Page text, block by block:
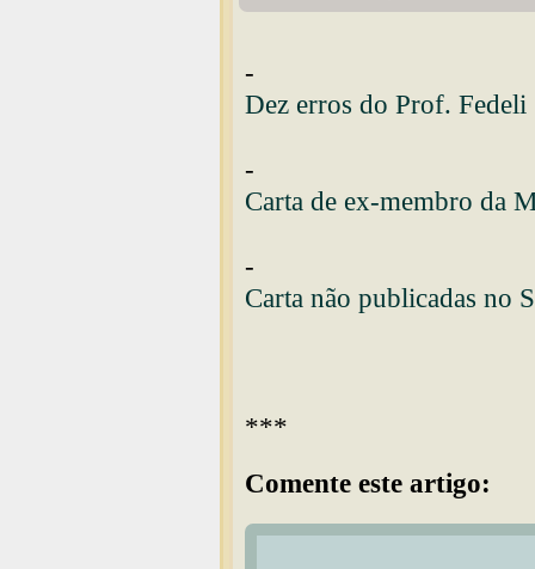
-
Dez erros do Prof. Fedeli
-
Carta de ex-membro da
-
Carta não publicadas no
***
Comente este artigo: